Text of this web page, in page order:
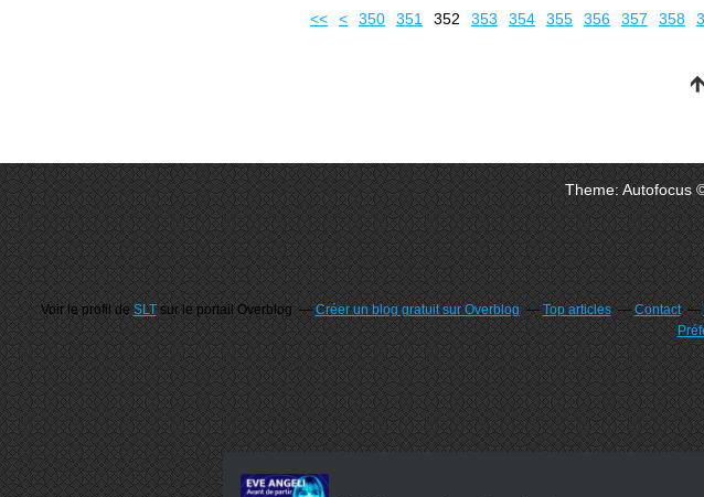
<< < 300
310
320
330
340
350 351 352 353 354 355 356 357 358
Theme: Autofocus
Voir le profil deSLTsur le portail Overblog Créer un blog gratuit sur Overblog Top articles Contact